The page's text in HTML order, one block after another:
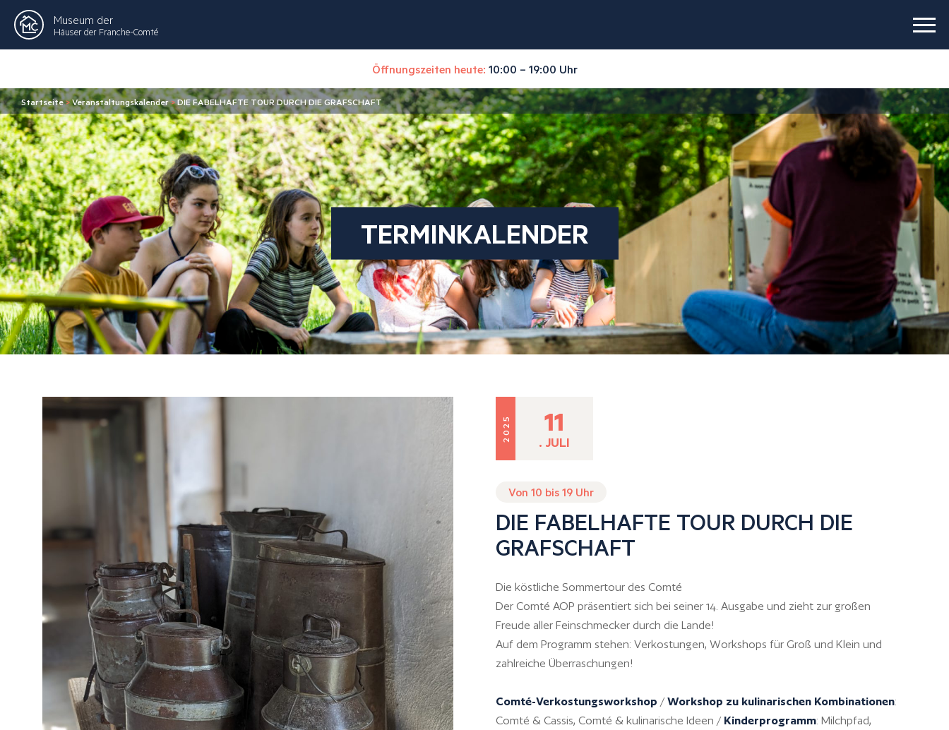
Museum der
Häuser der Franche-Comté
Öffnungszeiten heute: 10:00 – 19:00 Uhr
Startseite>Veranstaltungskalender>DIE FABELHAFTE TOUR DURCH DIE GRAFSCHAFT
TERMINKALENDER
2025 11
. JULI
Von 10 bis 19 Uhr
DIE FABELHAFTE TOUR DURCH DIE
GRAFSCHAFT
Die köstliche Sommertour des Comté
Der Comté AOP präsentiert sich bei seiner 14. Ausgabe und zieht zur großen
Freude aller Feinschmecker durch die Lande!
Auf dem Programm stehen: Verkostungen, Workshops für Groß und Klein und
zahlreiche Überraschungen!
Comté-Verkostungsworkshop / Workshop zu kulinarischen Kombinationen:
Comté & Cassis, Comté & kulinarische Ideen / Kinderprogramm: Milchpfad,